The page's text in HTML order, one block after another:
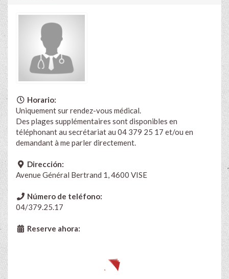
Horario:
Uniquement sur rendez-vous médical.
Des plages supplémentaires sont disponibles en
téléphonant au secrétariat au 04 379 25 17 et/ou en
demandant à me parler directement.
Dirección:
Avenue Général Bertrand 1, 4600 VISE
Número de teléfono:
04/379.25.17
Reserve ahora: